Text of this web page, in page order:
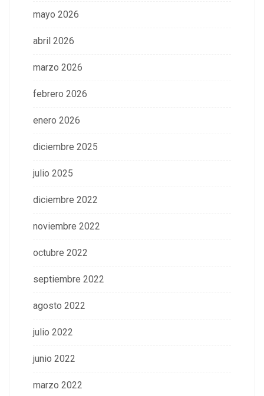
mayo 2026
abril 2026
marzo 2026
febrero 2026
enero 2026
diciembre 2025
julio 2025
diciembre 2022
noviembre 2022
octubre 2022
septiembre 2022
agosto 2022
julio 2022
junio 2022
marzo 2022